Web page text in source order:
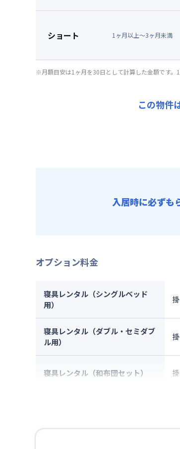
ショート 1 ヶ月以上～3ヶ月未満
※月額目安は1ヶ月を30日として計算した金額です。
この物件
入居時に必ずも
オプション料金
寝具レンタル（シングルベッド
用）
寝具レンタル（ダブル・セミダブ
ル用）
寝具レンタル（和布団セット）